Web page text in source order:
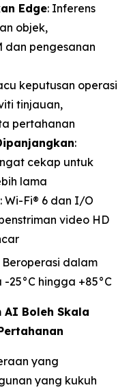
Edge: Inferens
objek,
dan pengesanan
keputusan operasi
tinjauan,
pertahanan
:
cekap untuk
lama
: Wi-Fi® 6 dan I/O
video HD
Beroperasi dalam
25°C hingga +85°C
AI Boleh Skala
yang
yang kukuh